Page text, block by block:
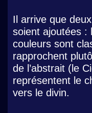
Il arrive que
soient ajoutées :
couleurs sont
rapprochent
de l’abstrait (le
représentent le
vers le divin.